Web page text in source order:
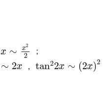
x ∼ x2
2
22
；
∼ 2x
∼ 2x ， tan22x ∼ (2x)2
tan22 (2 )2
8